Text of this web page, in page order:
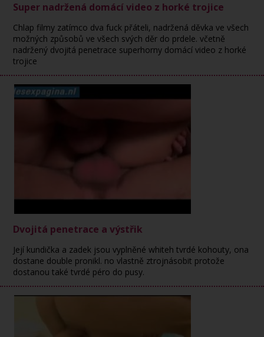
Super nadržená domácí video z horké trojice
Chlap filmy zatímco dva fuck přáteli, nadržená děvka ve všech
možných způsobů ve všech svých děr do prdele. včetně
nadržený dvojitá penetrace superhorny domácí video z horké
trojice
Dvojitá penetrace a výstřik
Její kundička a zadek jsou vyplněné whiteh tvrdé kohouty, ona
dostane double pronikl. no vlastně ztrojnásobit protože
dostanou také tvrdé péro do pusy.